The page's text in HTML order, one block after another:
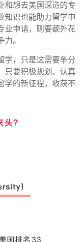
和想去美国深造的专
知识也能助力留学申
业申请，则要额外花
。
学，只是这需要争分
只要积极规划、认真
学的新征程，收获不